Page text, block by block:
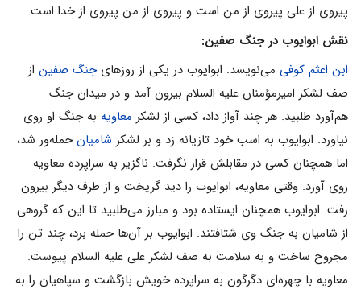
پیروی از علی پیروی از من است و پیروی از من پیروی از خدا است.
نقش ابوایوب در جنگ صفین:
ابن اعثم کوفی می‌‌نویسد: ابوایوب در یکی از روزهایجنگ صفین از
صف لشکر امیرمؤمنان علیه السلام بیرون آمد و در میدان جنگ
هم‌آورد طلبید. هر چند آواز داد، کسی از لشکر معاویه به جنگ او روی
نیاورد. ابوایوب به اسب خود تازیانه زد و بر لشکر شامیانحمله‌ور شد،
اما همچنان کسی در مقابلش قرار نگرفت. ناگزیر به سراپرده معاویه
روی آورد. وقتی معاویه، ابوایوب را دید گریخت و از طرف دیگر بیرون
رفت. ابوایوب همچنان ایستاده بود و مبارز می‌‌طلبید تا این که گروهی
از شامیان به جنگ وی شتافتند. ابوایوب بر آن‌ها حمله برد، چند تن را
مجروح ساخت و به سلامت به صف لشکر علی علیه السلام پیوست.
معاویه با چهره‌ای دگرگون به سراپرده خویش بازگشت و سپاهیان را به